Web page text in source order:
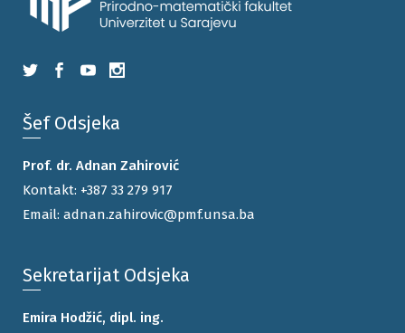
Šef Odsjeka
Prof. dr. Adnan Zahirović
Kontakt: +387 33 279 917
Email: adnan.zahirovic@pmf.unsa.ba
Sekretarijat Odsjeka
Emira Hodžić, dipl. ing.